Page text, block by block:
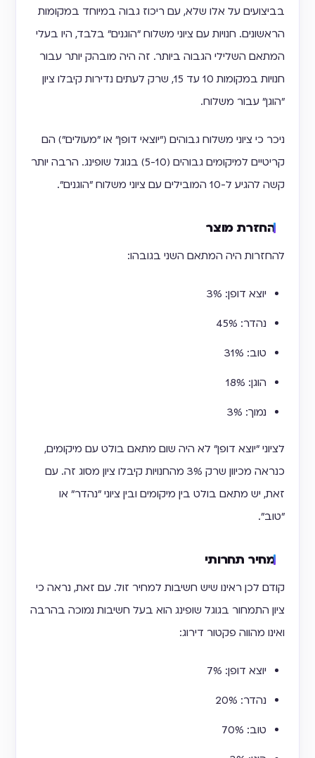
בביצועים על אלו שלא, עם ריכוז גבוה במיוחד במקומות
הראשונים. חנויות עם ציוני משלוח "הוגנים" בלבד, היו בעלי
המתאם השלילי הגבוה ביותר. זה היה מובהק יותר עבור
חנויות במקומות 10 עד 15, שרק לעתים נדירות קיבלו ציון
"הוגן" עבור משלוח.
ניכר כי ציוני משלוח גבוהים ("יוצאי דופן" או "מעולים") הם
קריטיים למיקומים גבוהים (5-10) בגוגל שופינג. הרבה יותר
קשה להגיע ל-10 המובילים עם ציוני משלוח "הוגנים".
החזרת מוצר
להחזרות היה המתאם השני בגובהו:
יוצא דופן: 3%
נהדר: 45%
טוב: 31%
הוגן: 18%
נמוך: 3%
לציוני "יוצא דופן" לא היה שום מתאם בולט עם מיקומים,
כנראה מכיוון שרק 3% מהחנויות קיבלו ציון מסוג זה. עם
זאת, יש מתאם בולט בין מיקומים ובין ציוני "נהדר" או
מחיר תחרותי
קודם לכן ראינו שיש חשיבות למחיר זול. עם זאת, נראה כי
ציון התמחור בגוגל שופינג הוא בעל חשיבות נמוכה בהרבה
ואינו מהווה פקטור דירוג:
יוצא דופן: 7%
נהדר: 20%
טוב: 70%